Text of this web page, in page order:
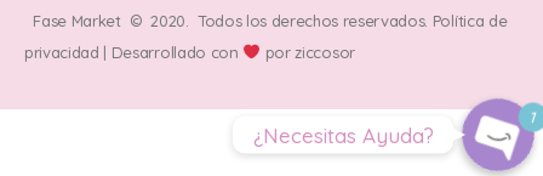
Fase Market © 2020. Todos los derechos reservados. Política de
privacidad | Desarrollado con porziccosor
1
¿Necesitas Ayuda?